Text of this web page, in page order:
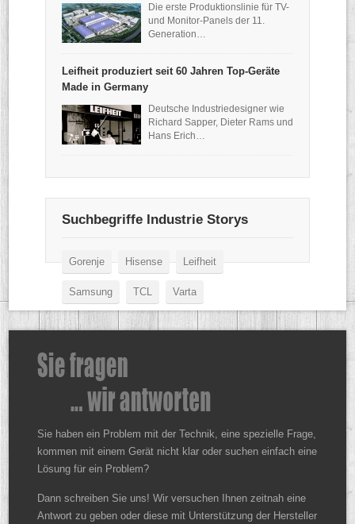
Die erste Produktionslinie für TV-
und Monitor-Panels der 11.
Generation…
Leifheit produziert seit 60 Jahren Top-Geräte
Made in Germany
Deutsche Industriedesigner wie
Richard Sapper, Dieter Rams und
Hans Erich…
Suchbegriffe Industrie Storys
Gorenje Hisense Leifheit
Samsung TCL Varta
Sie haben ein Problem mit der Technik, eine spezielle Frage,
kommen mit einem Gerät nicht klar oder suchen einfach eine
Lösung für ein Problem?
Dann schreiben Sie uns! Wir versuchen Ihnen zeitnah eine
Antwort zu geben oder diese mit Unterstützung der Hersteller